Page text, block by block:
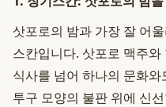
삿포로의 밤과 가장 잘 어
스칸입니다. 삿포로 맥주
식사를 넘어 하나의 문화
투구 모양의 불판 위에 신